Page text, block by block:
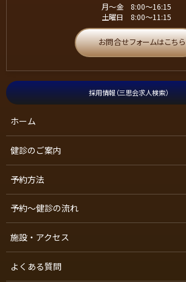
月〜金 8:00〜16:15
土曜日 8:00〜11:15
お問合せフォームはこちら
採用情報（三思会求人検索）
ホーム
健診のご案内
予約方法
予約～健診の流れ
施設・アクセス
よくある質問